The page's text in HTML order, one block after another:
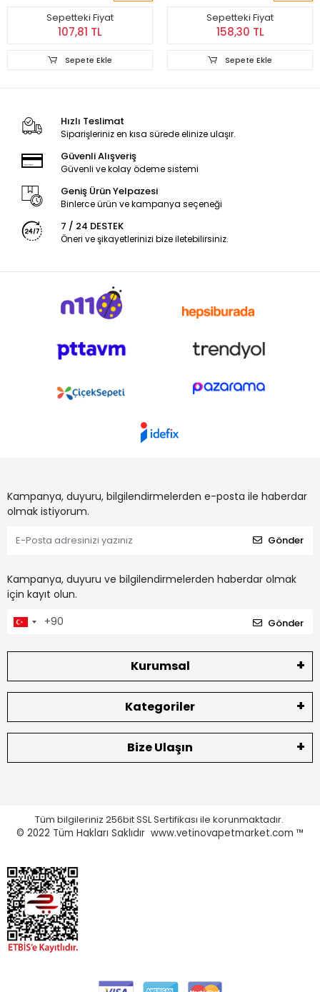
Sepetteki Fiyat
107,81 TL
Sepete Ekle
Sepetteki Fiyat
158,30 TL
Sepete Ekle
Hızlı Teslimat
Siparişleriniz en kısa sürede elinize ulaşır.
Güvenli Alışveriş
Güvenli ve kolay ödeme sistemi
Geniş Ürün Yelpazesi
Binlerce ürün ve kampanya seçeneği
7 / 24 DESTEK
Öneri ve şikayetlerinizi bize iletebilirsiniz.
Kampanya, duyuru, bilgilendirmelerden e-posta ile haberdar
olmak istiyorum.
Gönder
Kampanya, duyuru ve bilgilendirmelerden haberdar olmak
için kayıt olun.
Gönder
Kurumsal
Kategoriler
Bize Ulaşın
Tüm bilgileriniz 256bit SSL Sertifikası ile korunmaktadır.
© 2022 Tüm Hakları Saklıdır www.vetinovapetmarket.com ™